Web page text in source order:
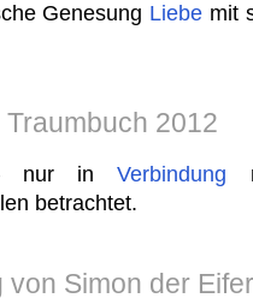
Genesung Liebe mit
Traumbuch 2012
inVerbindung
betrachtet.
von Simon der